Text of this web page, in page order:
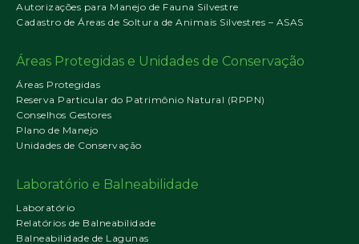
Autorizações para Manejo de Fauna Silvestre
Cadastro de Áreas de Soltura de Animais Silvestres – ASAS
Áreas Protegidas e Unidades de Conservação
Áreas Protegidas
Reserva Particular do Patrimônio Natural (RPPN)
Conselhos Gestores
Plano de Manejo
Unidades de Conservação
Laboratório e Balneabilidade
Laboratório
Relatórios de Balneabilidade
Balneabilidade de Lagunas